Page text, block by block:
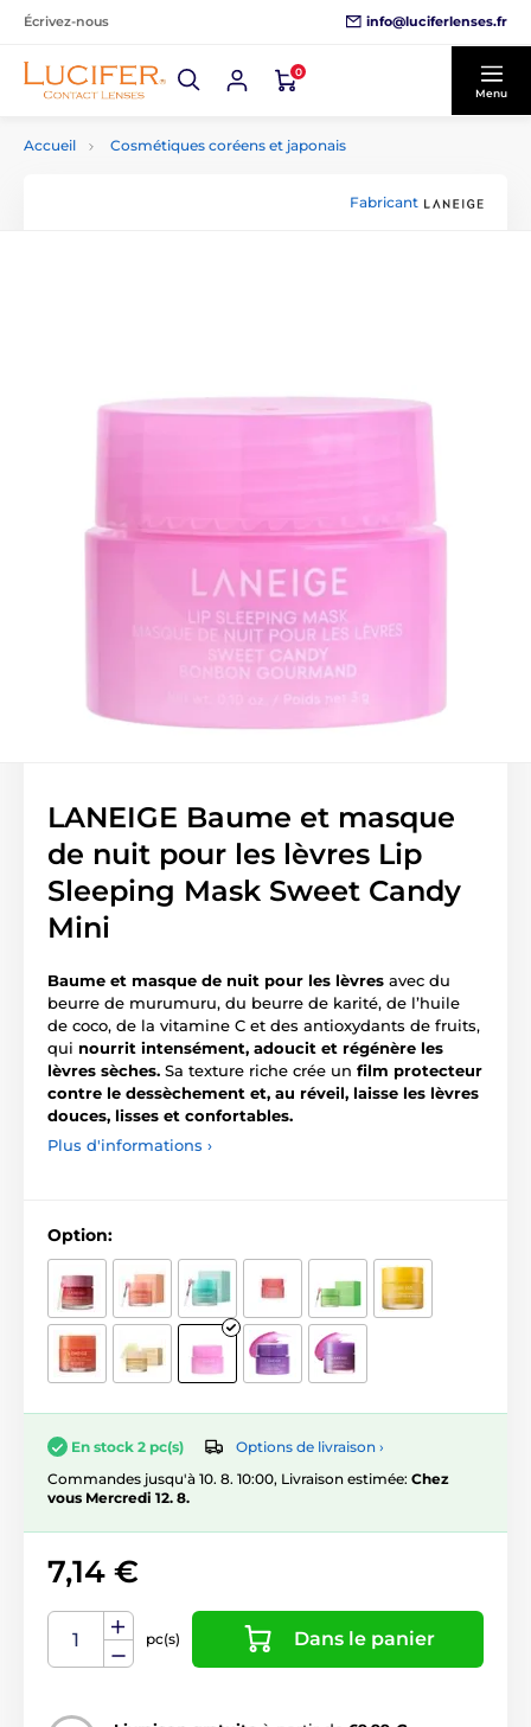
Écrivez-nous info@luciferlenses.fr
0
Menu
Accueil Cosmétiques coréens et japonais
Fabricant
LANEIGE Baume et masque
de nuit pour les lèvres Lip
Sleeping Mask Sweet Candy
Mini
Baume et masque de nuit pour les lèvres avec du
beurre de murumuru, du beurre de karité, de l’huile
de coco, de la vitamine C et des antioxydants de fruits,
qui nourrit intensément, adoucit et régénère les
lèvres sèches. Sa texture riche crée un film protecteur
contre le dessèchement et, au réveil, laisse les lèvres
douces, lisses et confortables.
Plus d'informations ›
Option:
En stock 2 pc(s)
Options de livraison ›
Commandes jusqu'à 10. 8. 10:00, Livraison estimée: Chez
vous Mercredi 12. 8.
7,14 €
pc(s) Dans le panier